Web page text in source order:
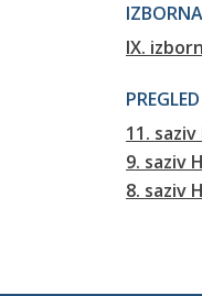
IX.
11.
9. saziv
8. saziv